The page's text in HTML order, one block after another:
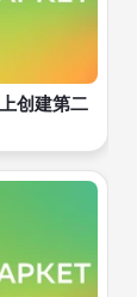
创建第二